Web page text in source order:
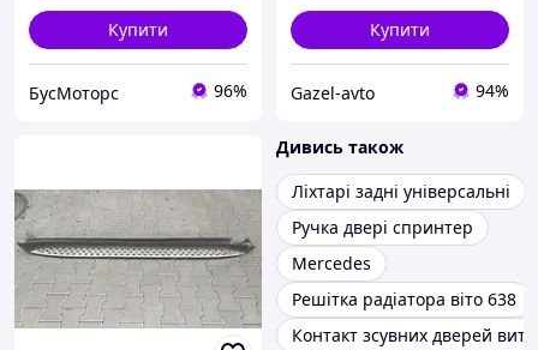
Купити
БусМоторс 96%
Купити
Gazel-avto 94%
Дивись також
Ліхтарі задні універсальні
Ручка двері спринтер
Mercedes
Решітка радіатора віто 638
Контакт зсувних дверей